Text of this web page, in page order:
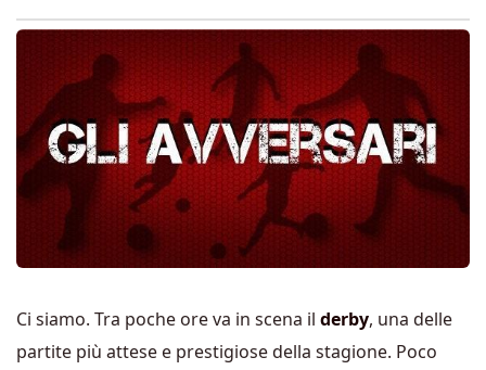
Ci siamo. Tra poche ore va in scena il derby, una delle
partite più attese e prestigiose della stagione. Poco